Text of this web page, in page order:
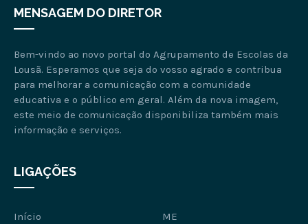
MENSAGEM DO DIRETOR
Bem-vindo ao novo portal do Agrupamento de Escolas da
Lousã. Esperamos que seja do vosso agrado e contribua
para melhorar a comunicação com a comunidade
educativa e o público em geral. Além da nova imagem,
este meio de comunicação disponibiliza também mais
informação e serviços.
LIGAÇÕES
Início
ME